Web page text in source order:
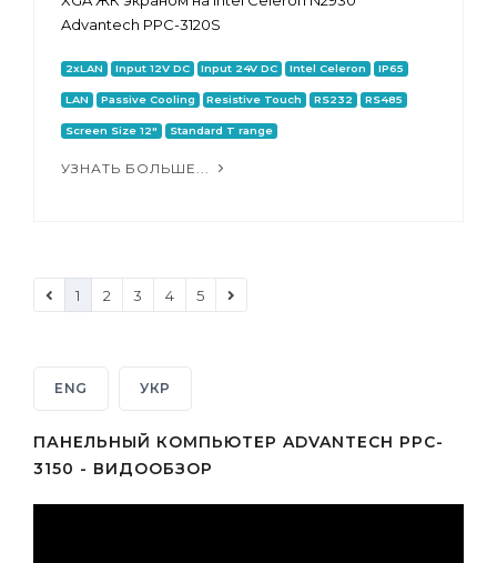
Advantech PPC-3120S
2xLAN Input 12V DC Input 24V DC Intel Celeron IP65
LAN Passive Cooling Resistive Touch RS232 RS485
Screen Size 12" Standard T range
УЗНАТЬ БОЛЬШЕ...
1 2 3 4 5
ENG УКР
ПАНЕЛЬНЫЙ КОМПЬЮТЕР ADVANTECH PPC-
3150 - ВИДООБЗОР